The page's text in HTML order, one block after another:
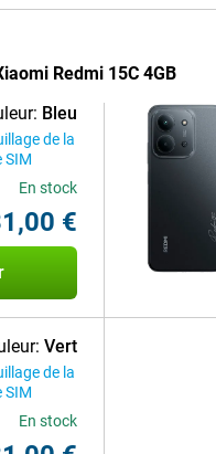
Redmi 15C 4GB
Bleu
de la
SIM
En stock
€
Vert
de la
SIM
En stock